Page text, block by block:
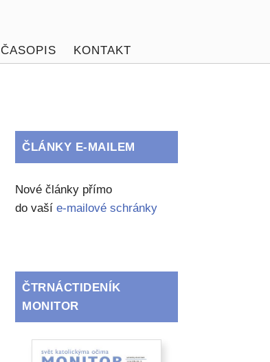
ČASOPIS KONTAKT
ČLÁNKY E-MAILEM
Nové články přímo
do vašíe-mailové schránky
ČTRNÁCTIDENÍK
MONITOR